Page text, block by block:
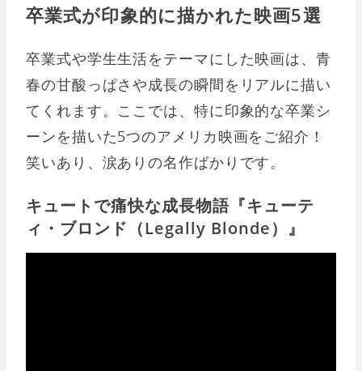
卒業式が印象的に描かれた映画5選
卒業式や学生生活をテーマにした映画は、青
春の甘酸っぱさや成長の瞬間をリアルに描い
てくれます。ここでは、特に印象的な卒業シ
ーンを描いた5つのアメリカ映画をご紹介！
笑いあり、涙ありの名作ばかりです。
キュートで痛快な成長物語『キューテ
ィ・ブロンド（Legally Blonde）』